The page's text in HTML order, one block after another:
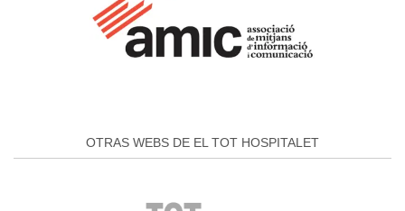
OTRAS WEBS DE EL TOT HOSPITALET